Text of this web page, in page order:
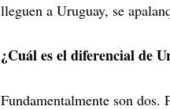
lleguen a Uruguay, se
¿Cuál es el diferencial de
Fundamentalmente son